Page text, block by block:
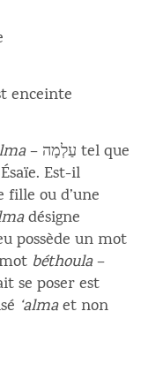
enceinte
– עַלְמָה tel que
Est-il
fille ou d’une
désigne
possède un mot
béthoula–
‘almaet non